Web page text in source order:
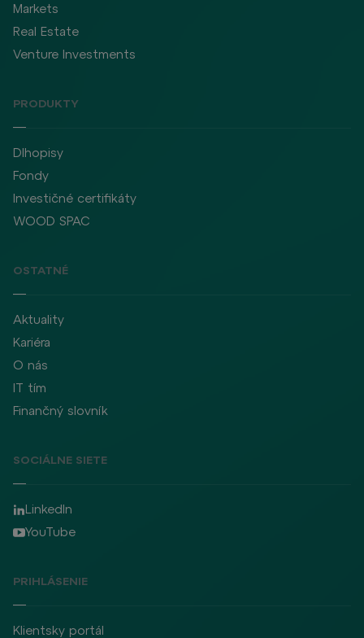
Markets
Real Estate
Venture Investments
PRODUKTY
Dlhopisy
Fondy
Investičné certifikáty
WOOD SPAC
OSTATNÉ
Aktuality
Kariéra
O nás
IT tím
Finančný slovník
SOCIÁLNE SIETE
LinkedIn
YouTube
PRIHLÁSENIE
Klientsky portál